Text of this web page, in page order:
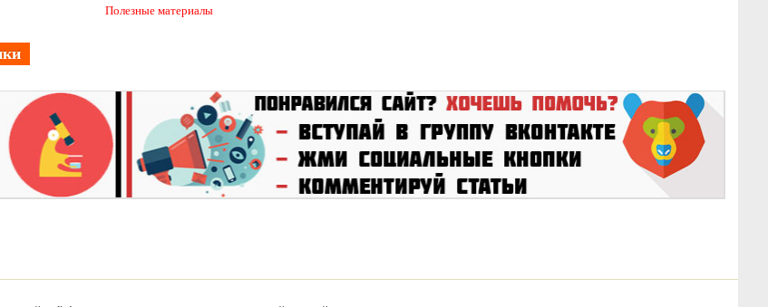
Полезные материалы